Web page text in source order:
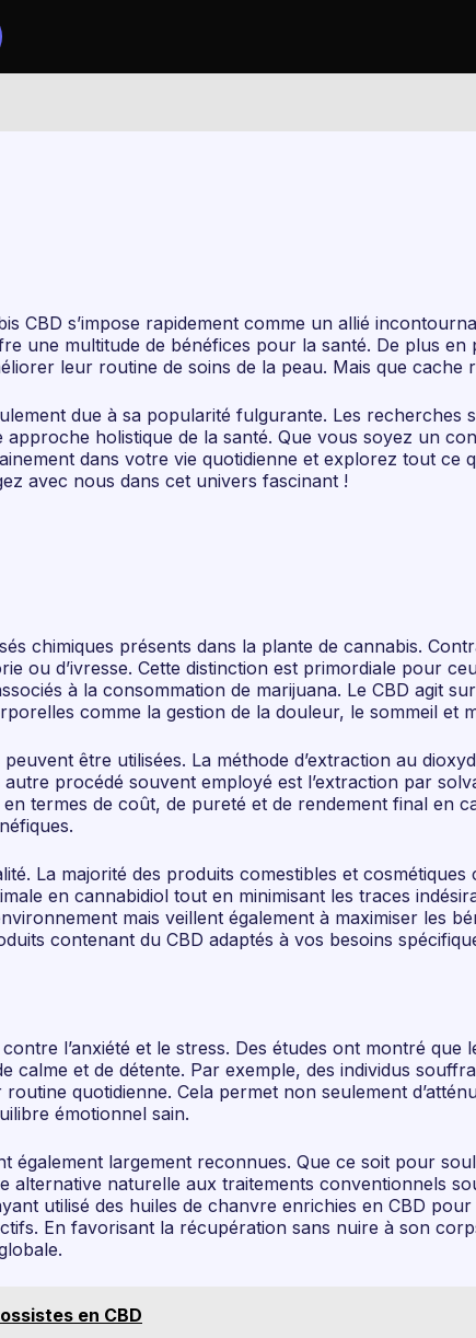
s’impose rapidement comme un allié
une multitude de bénéfices pour la santé. De plus
leur routine de soins de la peau. Mais que
due à sa popularité fulgurante. Les
holistique de la santé. Que vous soyez un
dans votre vie quotidienne et explorez tout ce
avec nous dans cet univers fascinant !
chimiques présents dans la plante de cannabis.
ou d’ivresse. Cette distinction est primordiale pour
à la consommation de marijuana. Le CBD agit
comme la gestion de la douleur, le sommeil et
être utilisées. La méthode d’extraction au
procédé souvent employé est l’extraction par
termes de coût, de pureté et de rendement final en
La majorité des produits comestibles et
en cannabidiol tout en minimisant les traces
mais veillent également à maximiser les
contenant du CBD adaptés à vos besoins
l’anxiété et le stress. Des études ont montré que
et de détente. Par exemple, des individus
quotidienne. Cela permet non seulement
émotionnel sain.
également largement reconnues. Que ce soit pour
alternative naturelle aux traitements conventionnels
utilisé des huiles de chanvre enrichies en CBD
En favorisant la récupération sans nuire à son
en CBD